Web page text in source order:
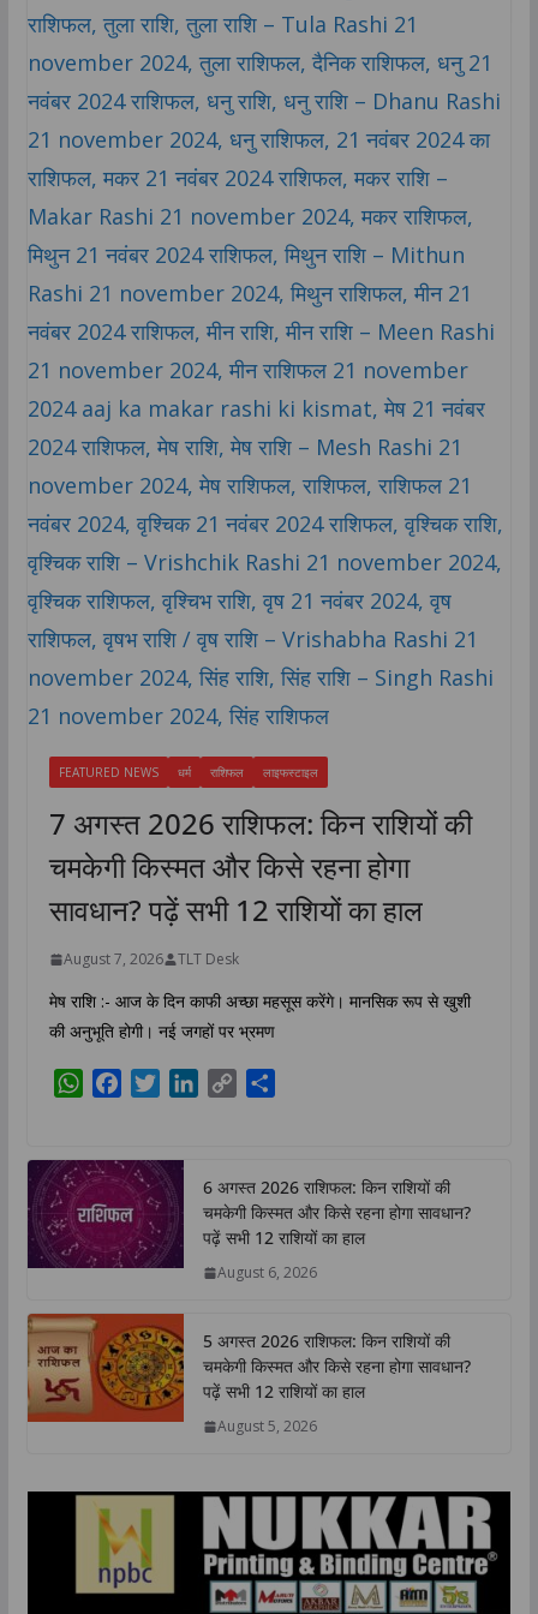
FEATURED NEWS धर्म राशिफल लाइफस्टाइल
7 अगस्त 2026 राशिफल: किन राशियों की
चमकेगी किस्मत और किसे रहना होगा
सावधान? पढ़ें सभी 12 राशियों का हाल
August 7, 2026 TLT Desk
मेष राशि :- आज के दिन काफी अच्छा महसूस करेंगे। मानसिक रूप से खुशी
की अनुभूति होगी। नई जगहों पर भ्रमण
W
t
s
A
p
e
b
o
o
t
t
e
r
e
d
n
L
i
k
e
6 अगस्त 2026 राशिफल: किन राशियों की
चमकेगी किस्मत और किसे रहना होगा सावधान?
पढ़ें सभी 12 राशियों का हाल
August 6, 2026
5 अगस्त 2026 राशिफल: किन राशियों की
चमकेगी किस्मत और किसे रहना होगा सावधान?
पढ़ें सभी 12 राशियों का हाल
August 5, 2026